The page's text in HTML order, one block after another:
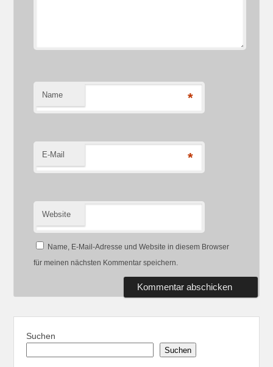
Name *
E-Mail *
Website
Name, E-Mail-Adresse und Website in diesem Browser
für meinen nächsten Kommentar speichern.
Suchen
Suchen